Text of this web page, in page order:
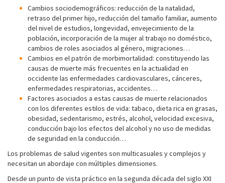
Cambios sociodemográficos: reducción de la natalidad,
retraso del primer hijo, reducción del tamaño familiar, aumento
del nivel de estudios, longevidad, envejecimiento de la
población, incorporación de la mujer al trabajo no doméstico,
cambios de roles asociados al género, migraciones…
Cambios en el patrón de morbimortalidad: constituyendo las
causas de muerte más frecuentes en la actualidad en
occidente las enfermedades cardiovasculares, cánceres,
enfermedades respiratorias, accidentes…
Factores asociados a estas causas de muerte relacionados
con los diferentes estilos de vida: tabaco, dieta rica en grasas,
obesidad, sedentarismo, estrés, alcohol, velocidad excesiva,
conducción bajo los efectos del alcohol y no uso de medidas
de seguridad en la conducción…
Los problemas de salud vigentes son multicasuales y complejos y
necesitan un abordaje con múltiples dimensiones.
Desde un punto de vista práctico en la segunda década del siglo XXI